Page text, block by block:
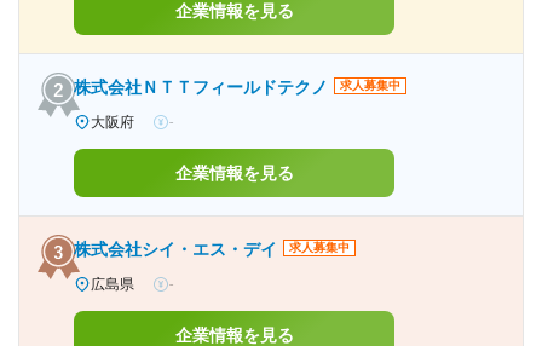
企業情報を見る
株式会社ＮＴＴフィールドテクノ 求人募集中
大阪府 -
企業情報を見る
株式会社シイ・エス・デイ 求人募集中
広島県 -
企業情報を見る